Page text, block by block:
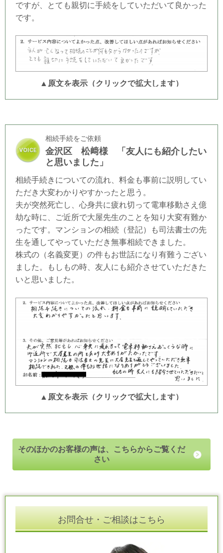
ですが、とても親切に手続をしていただいて良かった
です。
▲原文を表示（クリックで拡大します）
相続手続をご依頼
金沢区 松﨑様 「友人にも紹介したい
と思いました」
相続手続きについての流れ、料金も事前に説明してい
ただき大変わかりやすかったと思う。
夫が突然死亡し、心身共に疲れ切って電車移動さえ億
劫な時に、ご近所で大屋先生のことを知り大変有難か
ったです。マンションの相続（登記）も司法書士の先
生を通してやっていただき無事相続できました。
株式の（名義変更）の件もお世話になり有難うござい
ました。もしもの時、友人にも紹介させていただきた
いと思いました。
▲原文を表示（クリックで拡大します）
そのほかのお客様の声は、こちらからご覧くだ
さい
お問合せ・ご相談はこちら